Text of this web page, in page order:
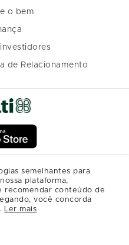
o bem
de Relacionamento
semelhantes para
plataforma,
recomendar conteúdo de
você concorda
Ler mais